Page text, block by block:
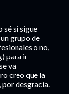
si sigue
grupo de
o no,
para ir
va
creo que la
por desgracia.